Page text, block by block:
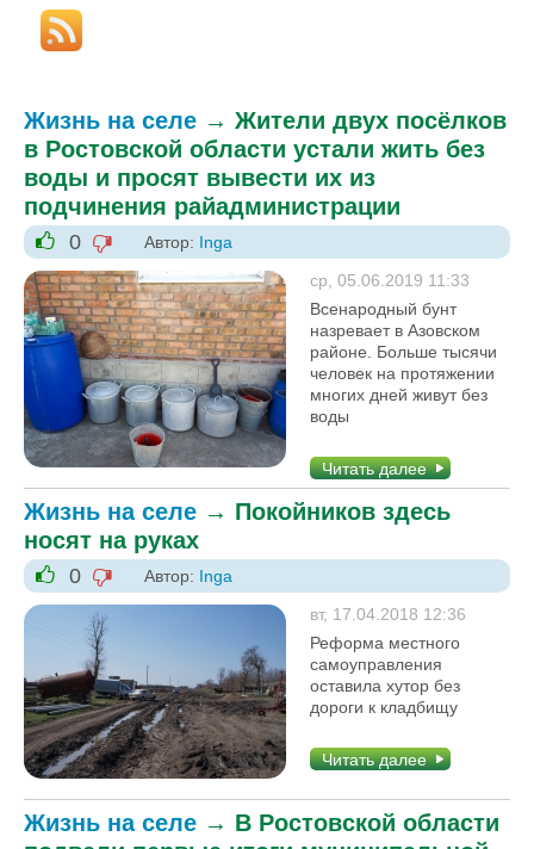
Жизнь на селе → Жители двух посёлков
в Ростовской области устали жить без
воды и просят вывести их из
подчинения райадминистрации
+1
0
-1
Автор: Inga
ср, 05.06.2019 11:33
Всенародный бунт
назревает в Азовском
районе. Больше тысячи
человек на протяжении
многих дней живут без
воды
Читать далее
Жизнь на селе → Покойников здесь
носят на руках
+1
0
-1
Автор: Inga
вт, 17.04.2018 12:36
Реформа местного
самоуправления
оставила хутор без
дороги к кладбищу
Читать далее
Жизнь на селе → В Ростовской области